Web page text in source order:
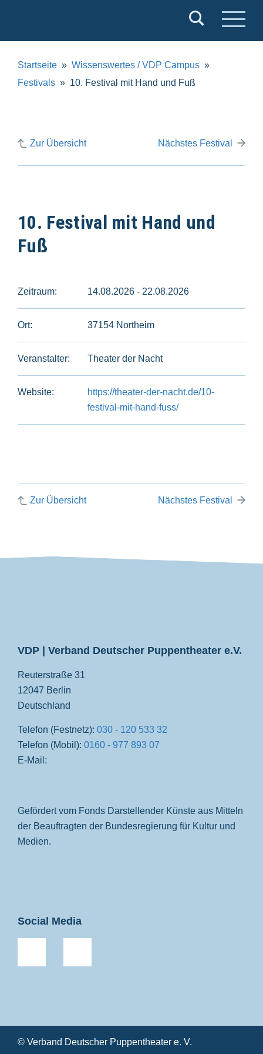
e.V.
Startseite
Wissenswertes / VDP Campus
Festivals
10. Festival mit Hand und Fuß
Zur Übersicht Nächstes Festival
10. Festival mit Hand und
Fuß
Zeitraum: 14.08.2026 - 22.08.2026
Ort: 37154 Northeim
Veranstalter: Theater der Nacht
Website:
https://theater-der-nacht.de/10-
festival-mit-hand-fuss/
Zur Übersicht Nächstes Festival
VDP | Verband Deutscher Puppentheater e.V.
Reuterstraße 31
12047 Berlin
Deutschland
Telefon (Festnetz): 030 - 120 533 32
Telefon (Mobil): 0160 - 977 893 07
E-Mail:
Gefördert vom Fonds Darstellender Künste aus Mitteln
der Beauftragten der Bundesregierung für Kultur und
Medien.
Social Media
© Verband Deutscher Puppentheater e. V.